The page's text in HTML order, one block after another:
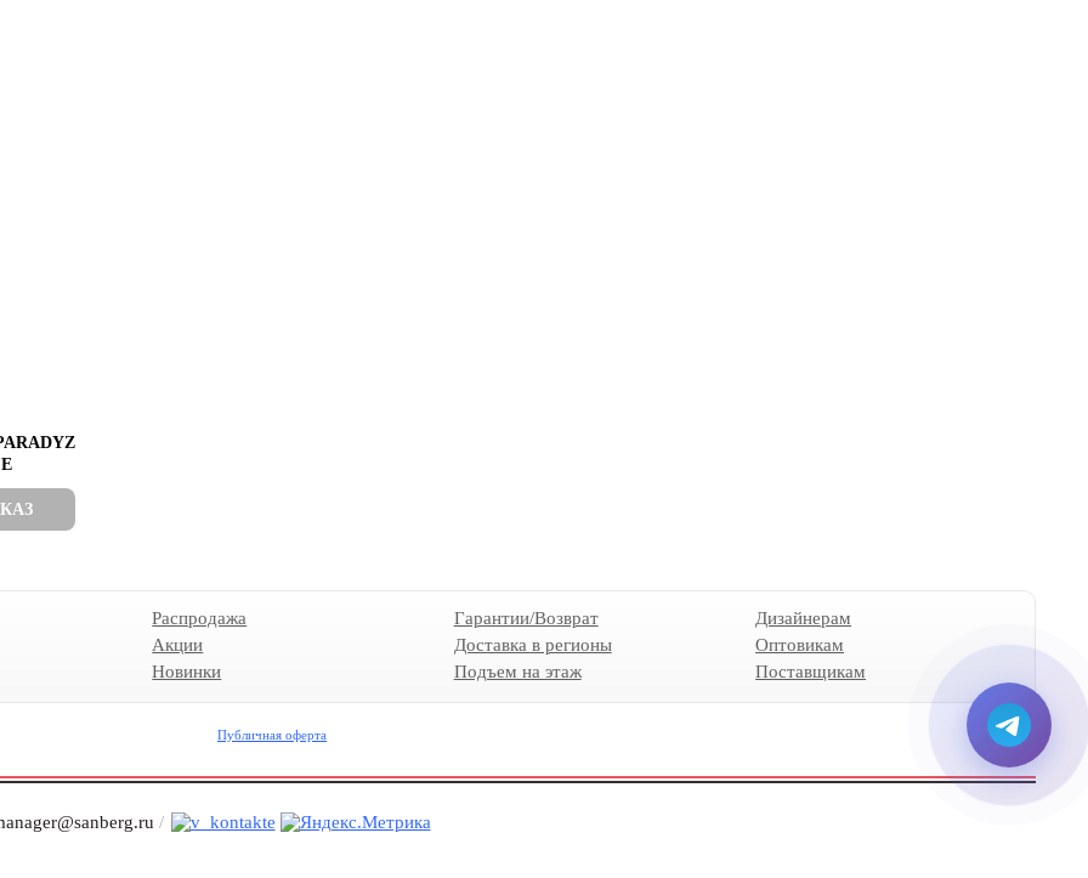
Распродажа
Акции
Новинки
Гарантии/Возврат
Доставка в регионы
Подъем на этаж
Дизайнерам
Оптовикам
Поставщикам
Публичная оферта
/